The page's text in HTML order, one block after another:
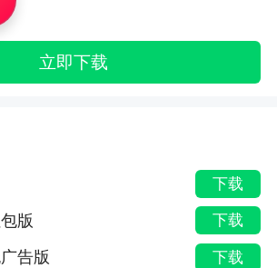
立即下载
下载
版 下载
告版 下载